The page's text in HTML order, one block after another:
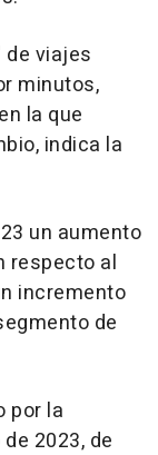
de viajes
minutos,
la que
indica la
un aumento
respecto al
incremento
de
por la
2023, de